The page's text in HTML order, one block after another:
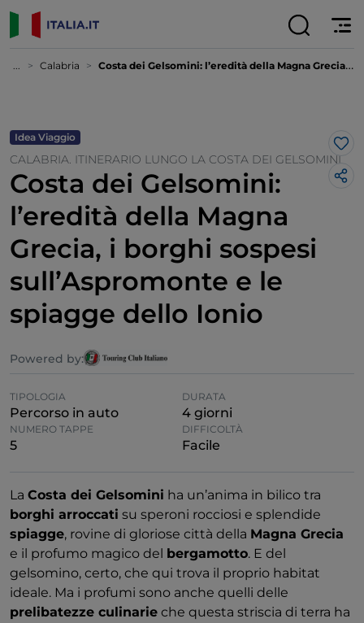
... Calabria Costa dei Gelsomini: l’eredità della Magna Grecia, i borghi sospesi sull’Aspromonte e le spiagge dello Ionio
Idea Viaggio
CALABRIA. ITINERARIO LUNGO LA COSTA DEI GELSOMINI
Costa dei Gelsomini:
l’eredità della Magna
Grecia, i borghi sospesi
sull’Aspromonte e le
spiagge dello Ionio
Powered by:
TIPOLOGIA
Percorso in auto
DURATA
4 giorni
NUMERO TAPPE
5
DIFFICOLTÀ
Facile
La Costa dei Gelsomini ha un’anima in bilico tra
borghi arroccati su speroni rocciosi e splendide
spiagge, rovine di gloriose città della Magna Grecia
e il profumo magico del bergamotto. E del
gelsomino, certo, che qui trova il proprio habitat
ideale. Ma i profumi sono anche quelli delle
prelibatezze culinarie che questa striscia di terra ha